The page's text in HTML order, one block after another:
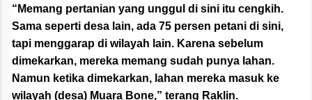
“Memang pertanian yang unggul di sini itu cengkih.
Sama seperti desa lain, ada 75 persen petani di sini,
tapi menggarap di wilayah lain. Karena sebelum
dimekarkan, mereka memang sudah punya lahan.
Namun ketika dimekarkan, lahan mereka masuk ke
wilayah (desa) Muara Bone,” terang Raklin.